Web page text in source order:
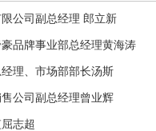
公司副总经理 郎立新
品牌事业部总经理黄海涛
理、市场部部长汤斯
公司副总经理曾业辉
志超